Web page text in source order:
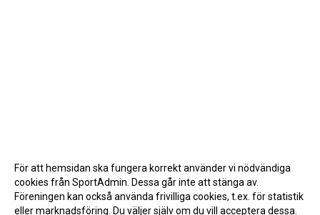
För att hemsidan ska fungera korrekt använder vi nödvändiga
cookies från SportAdmin. Dessa går inte att stänga av.
Föreningen kan också använda frivilliga cookies, t.ex. för statistik
eller marknadsföring. Du väljer själv om du vill acceptera dessa.